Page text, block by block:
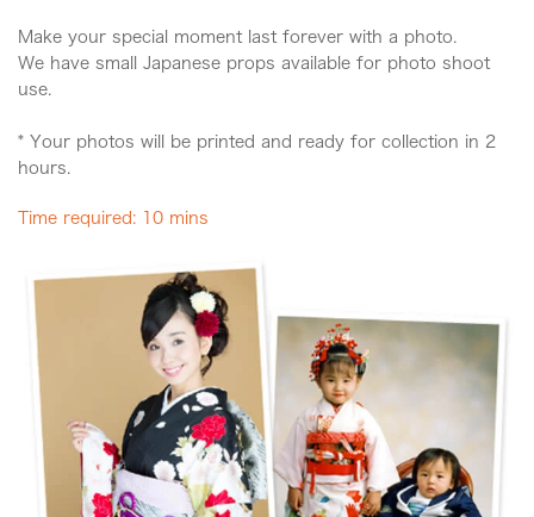
Make your special moment last forever with a photo.
We have small Japanese props available for photo shoot
use.
* Your photos will be printed and ready for collection in 2
hours.
Time required: 10 mins